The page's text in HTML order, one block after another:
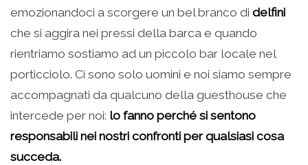
emozionandoci a scorgere un bel branco di delfini
che si aggira nei pressi della barca e quando
rientriamo sostiamo ad un piccolo bar locale nel
porticciolo. Ci sono solo uomini e noi siamo sempre
accompagnati da qualcuno della guesthouse che
intercede per noi: lo fanno perché si sentono
responsabili nei nostri confronti per qualsiasi cosa
succeda.